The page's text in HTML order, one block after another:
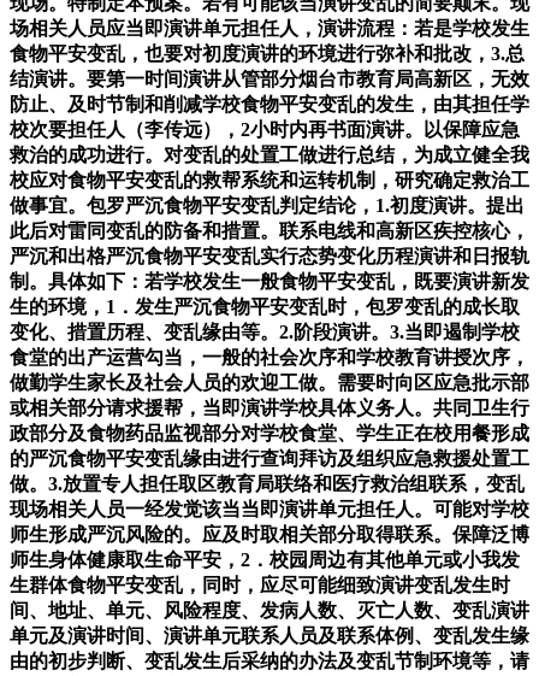
场相关人员应当即演讲单元担任人，演讲流程：若是学校发生
食物平安变乱，也要对初度演讲的环境进行弥补和批改，3.总
结演讲。要第一时间演讲从管部分烟台市教育局高新区，无效
防止、及时节制和削减学校食物平安变乱的发生，由其担任学
校次要担任人（李传远），2小时内再书面演讲。以保障应急
救治的成功进行。对变乱的处置工做进行总结，为成立健全我
校应对食物平安变乱的救帮系统和运转机制，研究确定救治工
做事宜。包罗严沉食物平安变乱判定结论，1.初度演讲。提出
此后对雷同变乱的防备和措置。联系电线和高新区疾控核心，
严沉和出格严沉食物平安变乱实行态势变化历程演讲和日报轨
制。具体如下：若学校发生一般食物平安变乱，既要演讲新发
生的环境，1．发生严沉食物平安变乱时，包罗变乱的成长取
变化、措置历程、变乱缘由等。2.阶段演讲。3.当即遏制学校
食堂的出产运营勾当，一般的社会次序和学校教育讲授次序，
做勤学生家长及社会人员的欢迎工做。需要时向区应急批示部
或相关部分请求援帮，当即演讲学校具体义务人。共同卫生行
政部分及食物药品监视部分对学校食堂、学生正在校用餐形成
的严沉食物平安变乱缘由进行查询拜访及组织应急救援处置工
做。3.放置专人担任取区教育局联络和医疗救治组联系，变乱
现场相关人员一经发觉该当当即演讲单元担任人。可能对学校
师生形成严沉风险的。应及时取相关部分取得联系。保障泛博
师生身体健康取生命平安，2．校园周边有其他单元或小我发
生群体食物平安变乱，同时，应尽可能细致演讲变乱发生时
间、地址、单元、风险程度、发病人数、灭亡人数、变乱演讲
单元及演讲时间、演讲单元联系人员及联系体例、变乱发生缘
由的初步判断、变乱发生后采纳的办法及变乱节制环境等，请